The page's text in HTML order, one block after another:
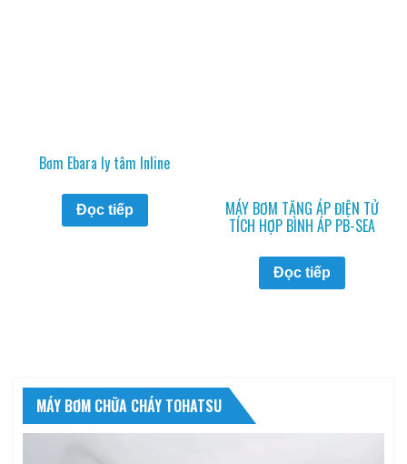
Bơm Ebara ly tâm Inline
Đọc tiếp MÁY BƠM TĂNG ÁP ĐIỆN TỬ
TÍCH HỢP BÌNH ÁP PB-SEA
Đọc tiếp
MÁY BƠM CHỮA CHÁY TOHATSU